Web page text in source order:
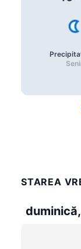
STAREA